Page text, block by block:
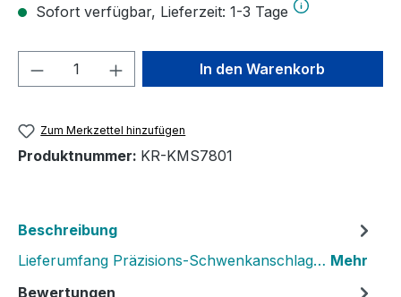
Sofort verfügbar, Lieferzeit: 1-3 Tage
Produkt Anzahl: Gib denIn den Warenkorb
Zum Merkzettel hinzufügen
Produktnummer: KR-KMS7801
Beschreibung
Lieferumfang Präzisions-Schwenkanschlag… Mehr
Bewertungen